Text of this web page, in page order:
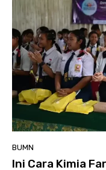
BUMN
Ini Cara Kimia